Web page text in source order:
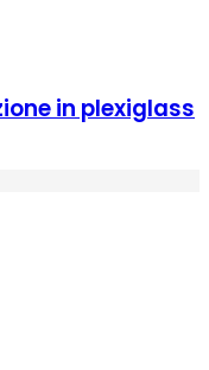
in plexiglass